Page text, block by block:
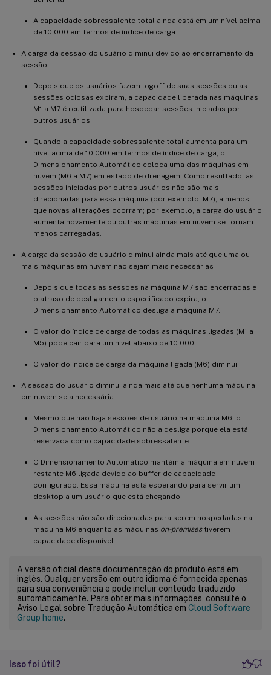
A capacidade sobressalente total ainda está em um nível acima
de 10.000 em termos de índice de carga.
A carga da sessão do usuário diminui devido ao encerramento da
sessão
Depois que os usuários fazem logoff de suas sessões ou as
sessões ociosas expiram, a capacidade liberada nas máquinas
M1 a M7 é reutilizada para hospedar sessões iniciadas por
outros usuários.
Quando a capacidade sobressalente total aumenta para um
nível acima de 10.000 em termos de índice de carga, o
Dimensionamento Automático coloca uma das máquinas em
nuvem (M6 a M7) em estado de drenagem. Como resultado, as
sessões iniciadas por outros usuários não são mais
direcionadas para essa máquina (por exemplo, M7), a menos
que novas alterações ocorram; por exemplo, a carga do usuário
aumenta novamente ou outras máquinas em nuvem se tornam
menos carregadas.
A carga da sessão do usuário diminui ainda mais até que uma ou
mais máquinas em nuvem não sejam mais necessárias
Depois que todas as sessões na máquina M7 são encerradas e
o atraso de desligamento especificado expira, o
Dimensionamento Automático desliga a máquina M7.
O valor do índice de carga de todas as máquinas ligadas (M1 a
M5) pode cair para um nível abaixo de 10.000.
O valor do índice de carga da máquina ligada (M6) diminui.
A sessão do usuário diminui ainda mais até que nenhuma máquina
em nuvem seja necessária.
Mesmo que não haja sessões de usuário na máquina M6, o
Dimensionamento Automático não a desliga porque ela está
reservada como capacidade sobressalente.
O Dimensionamento Automático mantém a máquina em nuvem
restante M6 ligada devido ao buffer de capacidade
configurado. Essa máquina está esperando para servir um
desktop a um usuário que está chegando.
As sessões não são direcionadas para serem hospedadas na
máquina M6 enquanto as máquinas on-premisestiverem
capacidade disponível.
A versão oficial desta documentação do produto está em
inglês. Qualquer versão em outro idioma é fornecida apenas
para sua conveniência e pode incluir conteúdo traduzido
automaticamente. Para obter mais informações, consulte o
Aviso Legal sobre Tradução Automática em Cloud Software
Group home.
Isso foi útil?